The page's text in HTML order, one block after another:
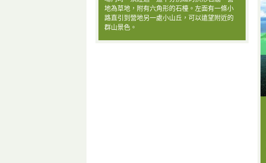
地為草地，附有六角形的石檯。左面有一條小
路直引到營地另一處小山丘，可以遠望附近的
群山景色。